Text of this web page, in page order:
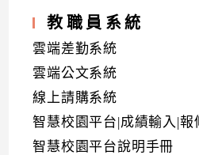
教職員系統
雲端差勤系統
雲端公文系統
線上請購系統
智慧校園平台|成績輸入|報
智慧校園平台說明手冊